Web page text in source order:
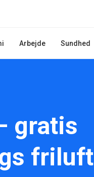
Arbejde Sundhed
gratis
friluft